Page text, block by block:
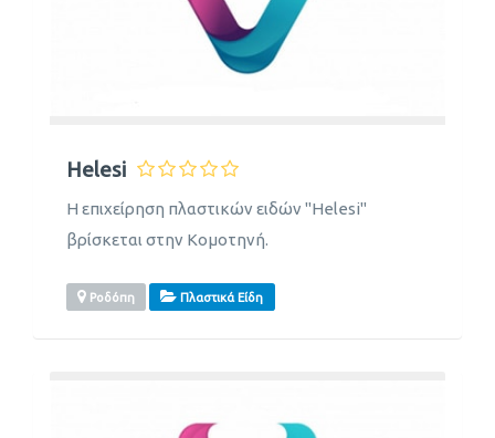
Helesi
Η επιχείρηση πλαστικών ειδών "Helesi"
βρίσκεται στην Κομοτηνή.
Ροδόπη Πλαστικά Είδη